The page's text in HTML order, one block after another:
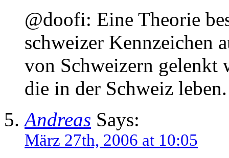
@doofi: Eine Theorie
schweizer Kennzeichen
von Schweizern gelenkt
die in der Schweiz leben.
Andreas Says:
März 27th, 2006 at 10:05